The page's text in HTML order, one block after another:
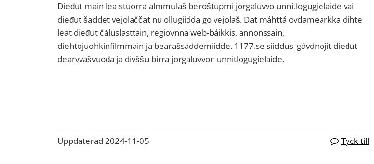
Dieđut main lea stuorra almmulaš beroštupmi jorgaluvvo unnitlogugielaide vai
dieđut šaddet vejolaččat nu ollugiidda go vejolaš. Dat máhttá ovdamearkka dihte
leat dieđut čáluslasttain, regiovnna web-báikkis, annonssain,
diehtojuohkinfilmmain ja bearašsáddemiidde. 1177.se siiddus gávdnojit dieđut
dearvvašvuođa ja divššu birra jorgaluvvon unnitlogugielaide.
Uppdaterad 2024-11-05 Tyck till